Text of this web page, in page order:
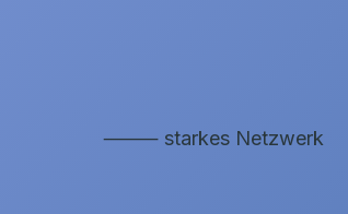
⸻ starkes Netzwerk